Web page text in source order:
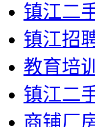
镇江二
镇江招
教育培训
镇江二
商铺厂